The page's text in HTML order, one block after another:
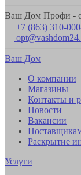
Ваш Дом Профи -
+7 (863) 310-
Ваш Дом
О компании
Магазины
Контакты и
Новости
Вакансии
Раскрытие
Услуги